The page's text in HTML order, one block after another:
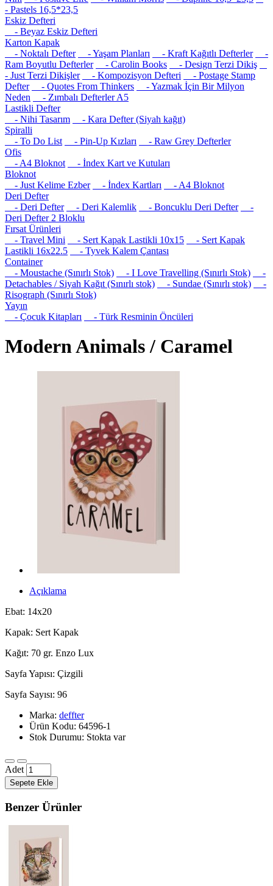
- Pastels 16,5*23,5
Eskiz Defteri
- Beyaz Eskiz Defteri
Karton Kapak
- Noktalı Defter
- Yaşam Planları - Kraft Kağıtlı Defterler
-
Ram Boyutlu Defterler
- Carolin Books
- Design Terzi Dikiş
- Just Terzi Dikişler
- Kompozisyon Defteri
- Postage Stamp
Defter
- Quotes From Thinkers
- Yazmak İçin Bir Milyon
Neden
- Zımbalı Defterler A5
Lastikli Defter
- Nihi Tasarım
- Kara Defter (Siyah kağıt)
Spiralli
- To Do List
- Pin-Up Kızları
- Raw Grey Defterler
Ofis
- A4 Bloknot
- İndex Kart ve Kutuları
Bloknot
- Just Kelime Ezber
- İndex Kartları
- A4 Bloknot
Deri Defter
- Deri Defter
- Deri Kalemlik - Boncuklu Deri Defter
-
Deri Defter 2 Bloklu
Fırsat Ürünleri
- Travel Mini
- Sert Kapak Lastikli 10x15
- Sert Kapak
Lastikli 16x22.5
- Tyvek Kalem Çantası
Container
- Moustache (Sınırlı Stok)
- I Love Travelling (Sınırlı Stok)
-
Detachables / Siyah Kağıt (Sınırlı stok)
- Sundae (Sınırlı stok)
-
Risograph (Sınırlı Stok)
Yayın
- Çocuk Kitapları
- Türk Resminin Öncüleri
Modern Animals / Caramel
Açıklama
Ebat: 14x20
Kapak: Sert Kapak
Kağıt: 70 gr. Enzo Lux
Sayfa Yapısı: Çizgili
Sayfa Sayısı: 96
Marka: deffter
Ürün Kodu: 64596-1
Stok Durumu: Stokta var
Adet
Sepete Ekle
Benzer Ürünler